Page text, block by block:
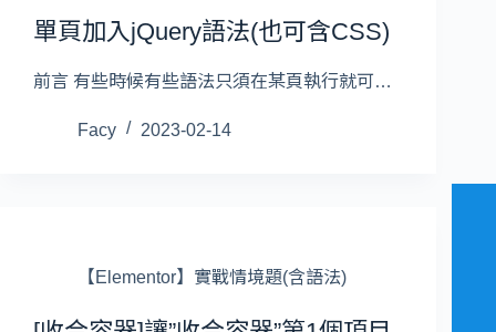
單頁加入jQuery語法(也可含CSS)
前言 有些時候有些語法只須在某頁執行就可…
Facy 2023-02-14
【Elementor】實戰情境題(含語法)